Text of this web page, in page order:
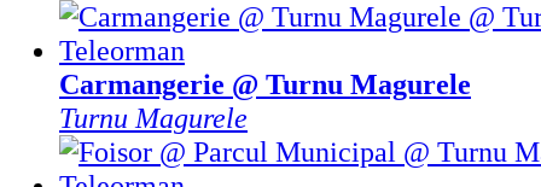
Carmangerie @ Turnu Magurele
Turnu Magurele